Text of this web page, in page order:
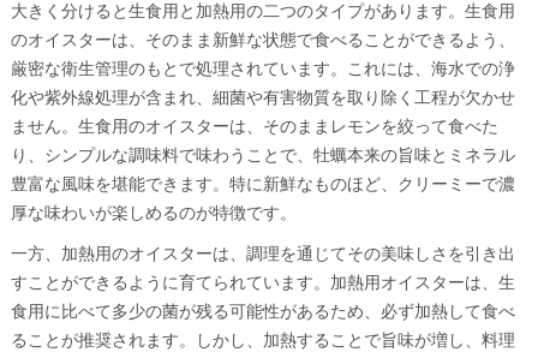
大きく分けると生食用と加熱用の二つのタイプがあります。生食用
のオイスターは、そのまま新鮮な状態で食べることができるよう、
厳密な衛生管理のもとで処理されています。これには、海水での浄
化や紫外線処理が含まれ、細菌や有害物質を取り除く工程が欠かせ
ません。生食用のオイスターは、そのままレモンを絞って食べた
り、シンプルな調味料で味わうことで、牡蠣本来の旨味とミネラル
豊富な風味を堪能できます。特に新鮮なものほど、クリーミーで濃
厚な味わいが楽しめるのが特徴です。
一方、加熱用のオイスターは、調理を通じてその美味しさを引き出
すことができるように育てられています。加熱用オイスターは、生
食用に比べて多少の菌が残る可能性があるため、必ず加熱して食べ
ることが推奨されます。しかし、加熱することで旨味が増し、料理